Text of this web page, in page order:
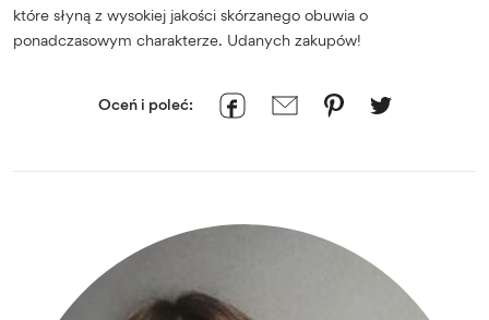
które słyną z wysokiej jakości skórzanego obuwia o
ponadczasowym charakterze. Udanych zakupów!
Oceń i poleć: